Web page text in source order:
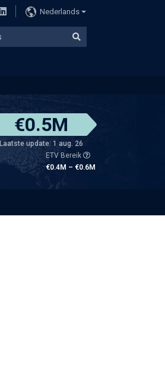
Nederlands
€0.5M
Laatste update: 1 aug. 26
ETV Bereik
€0.4M – €0.6M